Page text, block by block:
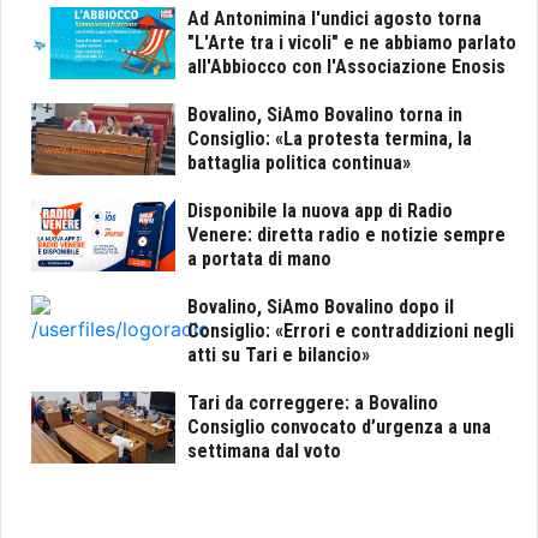
Ad Antonimina l'undici agosto torna
"L'Arte tra i vicoli" e ne abbiamo parlato
all'Abbiocco con l'Associazione Enosis
Bovalino, SiAmo Bovalino torna in
Consiglio: «La protesta termina, la
battaglia politica continua»
Disponibile la nuova app di Radio
Venere: diretta radio e notizie sempre
a portata di mano
Bovalino, SiAmo Bovalino dopo il
Consiglio: «Errori e contraddizioni negli
atti su Tari e bilancio»
Tari da correggere: a Bovalino
Consiglio convocato d’urgenza a una
settimana dal voto